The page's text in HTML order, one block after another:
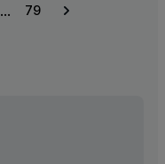
... 79